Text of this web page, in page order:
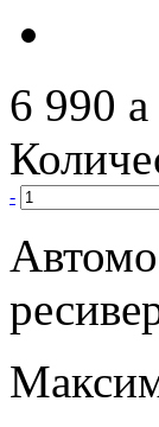
6 990 a
-